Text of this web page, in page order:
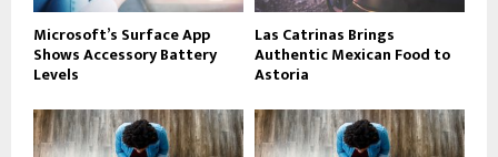
Microsoft’s Surface App
Shows Accessory Battery
Levels
Las Catrinas Brings
Authentic Mexican Food to
Astoria